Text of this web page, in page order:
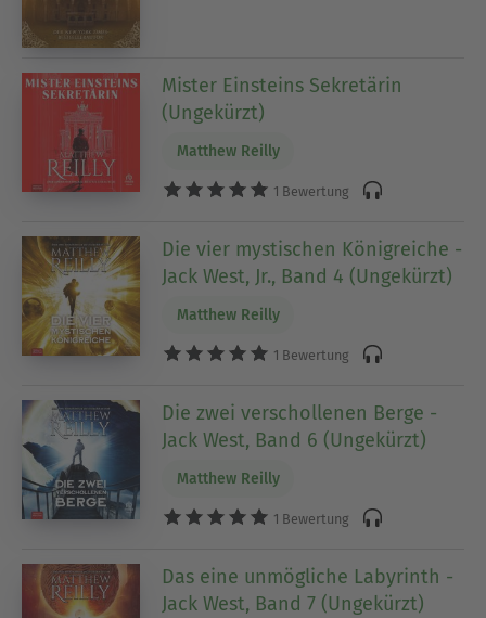
Mister Einsteins Sekretärin
(Ungekürzt)
Matthew Reilly
1 Bewertung
Die vier mystischen Königreiche -
Jack West, Jr., Band 4 (Ungekürzt)
Matthew Reilly
1 Bewertung
Die zwei verschollenen Berge -
Jack West, Band 6 (Ungekürzt)
Matthew Reilly
1 Bewertung
Das eine unmögliche Labyrinth -
Jack West, Band 7 (Ungekürzt)